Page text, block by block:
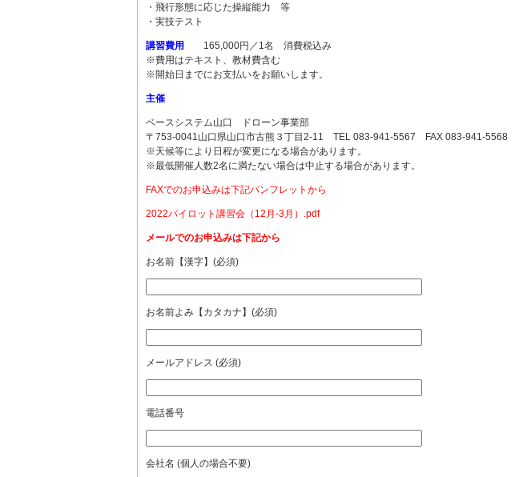
・飛行形態に応じた操縦能力 等
・実技テスト
講習費用
165,000円／1名 消費税込み
※費用はテキスト、教材費含む
※開始日までにお支払いをお願いします。
主催
ベースシステム山口 ドローン事業部
〒753-0041山口県山口市古熊３丁目2-11 TEL 083-941-5567 FAX 083-941-5568
※天候等により日程が変更になる場合があります。
※最低開催人数2名に満たない場合は中止する場合があります。
FAXでのお申込みは下記パンフレットから
2022パイロット講習会（12月-3月）.pdf
メールでのお申込みは下記から
お名前【漢字】(必須)
お名前よみ【カタカナ】(必須)
メールアドレス (必須)
電話番号
会社名 (個人の場合不要)